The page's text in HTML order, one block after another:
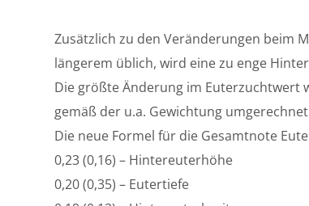
Zusätzlich zu den Veränderungen beim
längerem üblich, wird eine zu enge
Die größte Änderung im Euterzuchtwert
gemäß der u.a. Gewichtung umgerechnet
Die neue Formel für die Gesamtnote
0,23 (0,16) – Hintereuterhöhe
0,20 (0,35) – Eutertiefe